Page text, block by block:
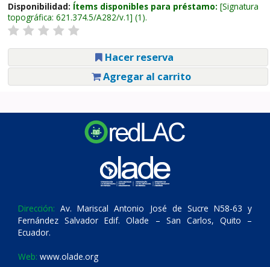
Disponibilidad: Ítems disponibles para préstamo: Signatura
topográfica: 621.374.5/A282/v.1 (1).
Hacer reserva
Agregar al carrito
Dirección: Av. Mariscal Antonio José de Sucre N58-63 y
Fernández Salvador Edif. Olade – San Carlos, Quito –
Ecuador.
Web: www.olade.org